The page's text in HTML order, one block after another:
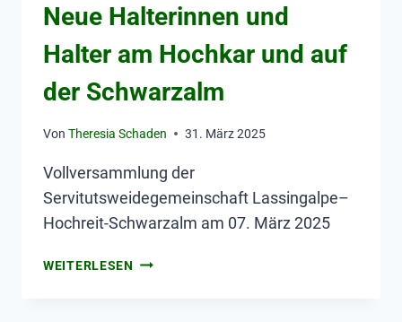
Neue Halterinnen und
Halter am Hochkar und auf
der Schwarzalm
Von Theresia Schaden 31. März 2025
Vollversammlung der
Servitutsweidegemeinschaft Lassingalpe–
Hochreit-Schwarzalm am 07. März 2025
WEITERLESEN